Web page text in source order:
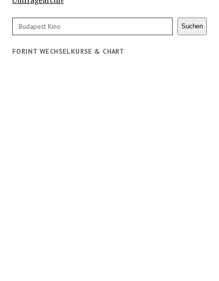
Suchen Suchen
FORINT WECHSELKURSE & CHART